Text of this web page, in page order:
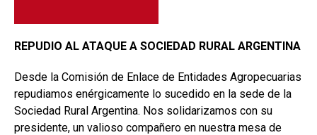
REPUDIO AL ATAQUE A SOCIEDAD RURAL ARGENTINA
Desde la Comisión de Enlace de Entidades Agropecuarias
repudiamos enérgicamente lo sucedido en la sede de la
Sociedad Rural Argentina. Nos solidarizamos con su
presidente, un valioso compañero en nuestra mesa de